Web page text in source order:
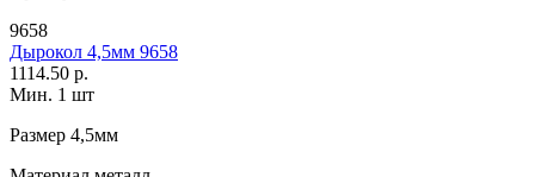
9658
Дырокол 4,5мм 9658
1114.50 р.
Мин. 1 шт
Размер 4,5мм